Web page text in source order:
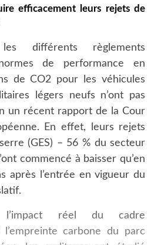
efficacement leurs rejets de
différents règlements
de performance en
de CO2 pour les véhicules
légers neufs n’ont pas
un récent rapport de la Cour
En effet, leurs rejets
(GES) – 56 % du secteur
commencé à baisser qu’en
après l’entrée en vigueur du
l’impact réel du cadre
carbone du parc